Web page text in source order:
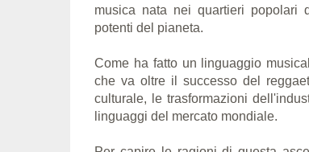
musica nata nei quartieri popolari
potenti del pianeta.
Come ha fatto un linguaggio
che va oltre il successo del
culturale, le trasformazioni
linguaggi del mercato mondiale.